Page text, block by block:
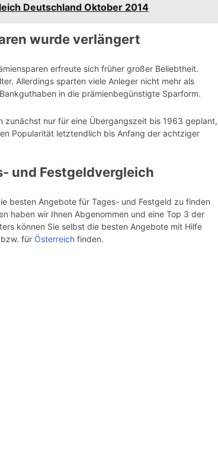
Deutschland Oktober 2014
wurde verlängert
erfreute sich früher großer Beliebtheit.
Allerdings sparten viele Anleger nicht mehr als
in die prämienbegünstigte Sparform.
zunächst nur für eine Übergangszeit bis 1963 geplant,
Popularität letztendlich bis Anfang der achtziger
und Festgeldvergleich
besten Angebote für Tages- und Festgeld zu finden
haben wir Ihnen Abgenommen und eine Top 3 der
können Sie selbst die besten Angebote mit Hilfe
bzw. für Österreich finden.